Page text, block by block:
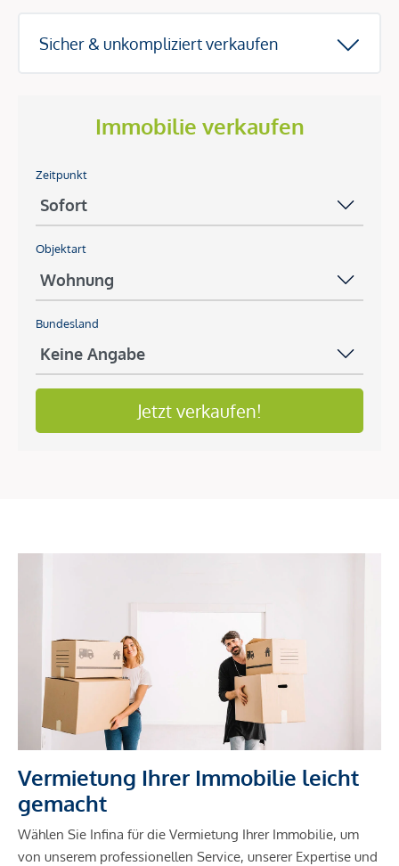
Sicher & unkompliziert verkaufen
Immobilie verkaufen
Zeitpunkt
Objektart
Bundesland
Jetzt verkaufen!
Vermietung Ihrer Immobilie leicht
gemacht
Wählen Sie Infina für die Vermietung Ihrer Immobilie, um
von unserem professionellen Service, unserer Expertise und